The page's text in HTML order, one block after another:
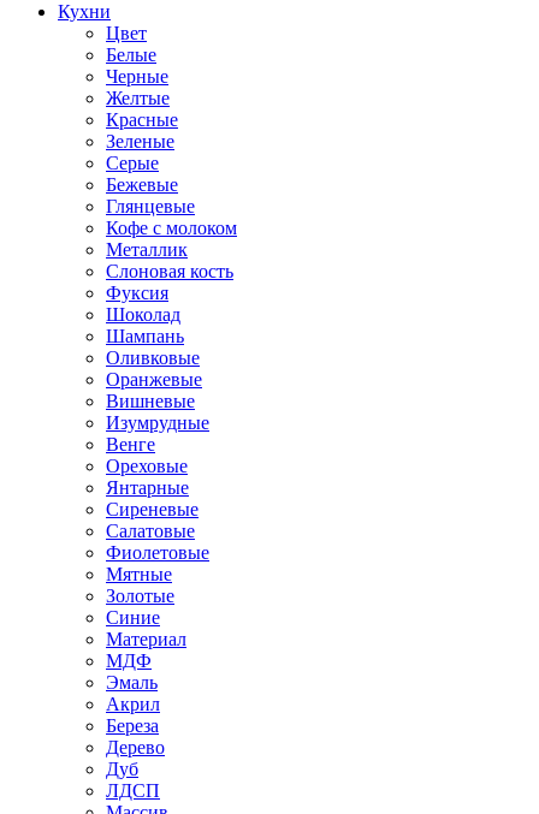
Кухни
Цвет
Белые
Черные
Желтые
Красные
Зеленые
Серые
Бежевые
Глянцевые
Кофе с молоком
Металлик
Слоновая кость
Фуксия
Шоколад
Шампань
Оливковые
Оранжевые
Вишневые
Изумрудные
Венге
Ореховые
Янтарные
Сиреневые
Салатовые
Фиолетовые
Мятные
Золотые
Синие
Материал
МДФ
Эмаль
Акрил
Береза
Дерево
Дуб
ЛДСП